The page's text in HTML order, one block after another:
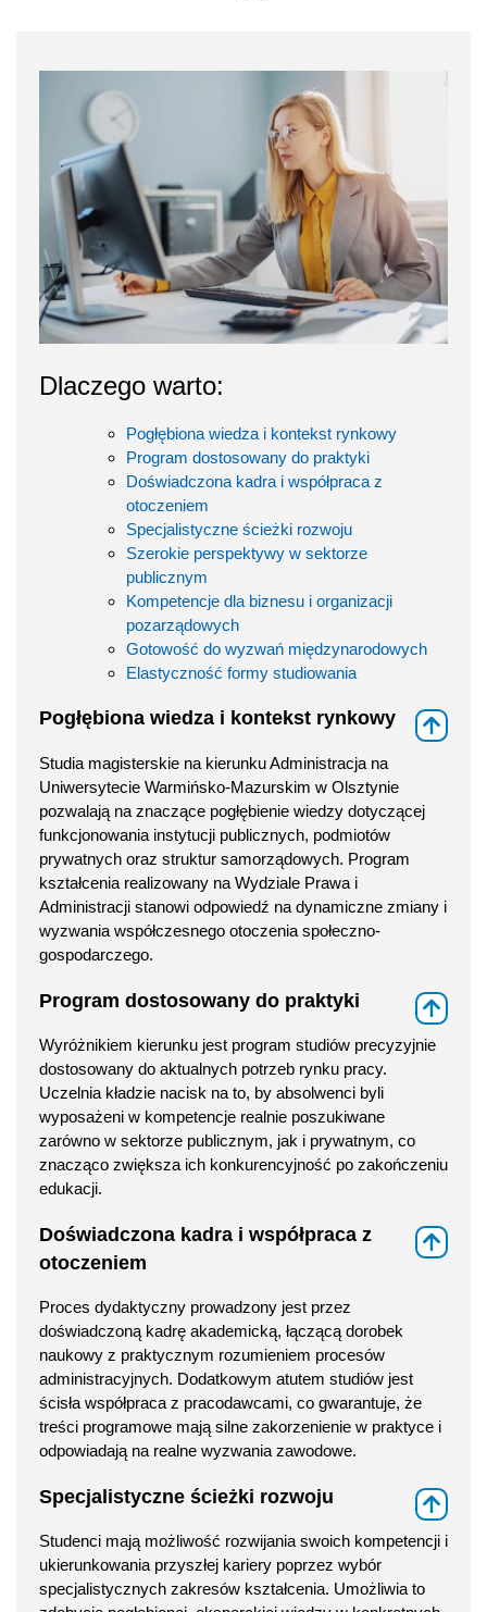
Dlaczego warto:
Pogłębiona wiedza i kontekst rynkowy
Program dostosowany do praktyki
Doświadczona kadra i współpraca z
otoczeniem
Specjalistyczne ścieżki rozwoju
Szerokie perspektywy w sektorze
publicznym
Kompetencje dla biznesu i organizacji
pozarządowych
Gotowość do wyzwań międzynarodowych
Elastyczność formy studiowania
Pogłębiona wiedza i kontekst rynkowy
Studia magisterskie na kierunku Administracja na
Uniwersytecie Warmińsko-Mazurskim w Olsztynie
pozwalają na znaczące pogłębienie wiedzy dotyczącej
funkcjonowania instytucji publicznych, podmiotów
prywatnych oraz struktur samorządowych. Program
kształcenia realizowany na Wydziale Prawa i
Administracji stanowi odpowiedź na dynamiczne zmiany i
wyzwania współczesnego otoczenia społeczno-
gospodarczego.
Program dostosowany do praktyki
Wyróżnikiem kierunku jest program studiów precyzyjnie
dostosowany do aktualnych potrzeb rynku pracy.
Uczelnia kładzie nacisk na to, by absolwenci byli
wyposażeni w kompetencje realnie poszukiwane
zarówno w sektorze publicznym, jak i prywatnym, co
znacząco zwiększa ich konkurencyjność po zakończeniu
edukacji.
Doświadczona kadra i współpraca z
otoczeniem
Proces dydaktyczny prowadzony jest przez
doświadczoną kadrę akademicką, łączącą dorobek
naukowy z praktycznym rozumieniem procesów
administracyjnych. Dodatkowym atutem studiów jest
ścisła współpraca z pracodawcami, co gwarantuje, że
treści programowe mają silne zakorzenienie w praktyce i
odpowiadają na realne wyzwania zawodowe.
Specjalistyczne ścieżki rozwoju
Studenci mają możliwość rozwijania swoich kompetencji i
ukierunkowania przyszłej kariery poprzez wybór
specjalistycznych zakresów kształcenia. Umożliwia to